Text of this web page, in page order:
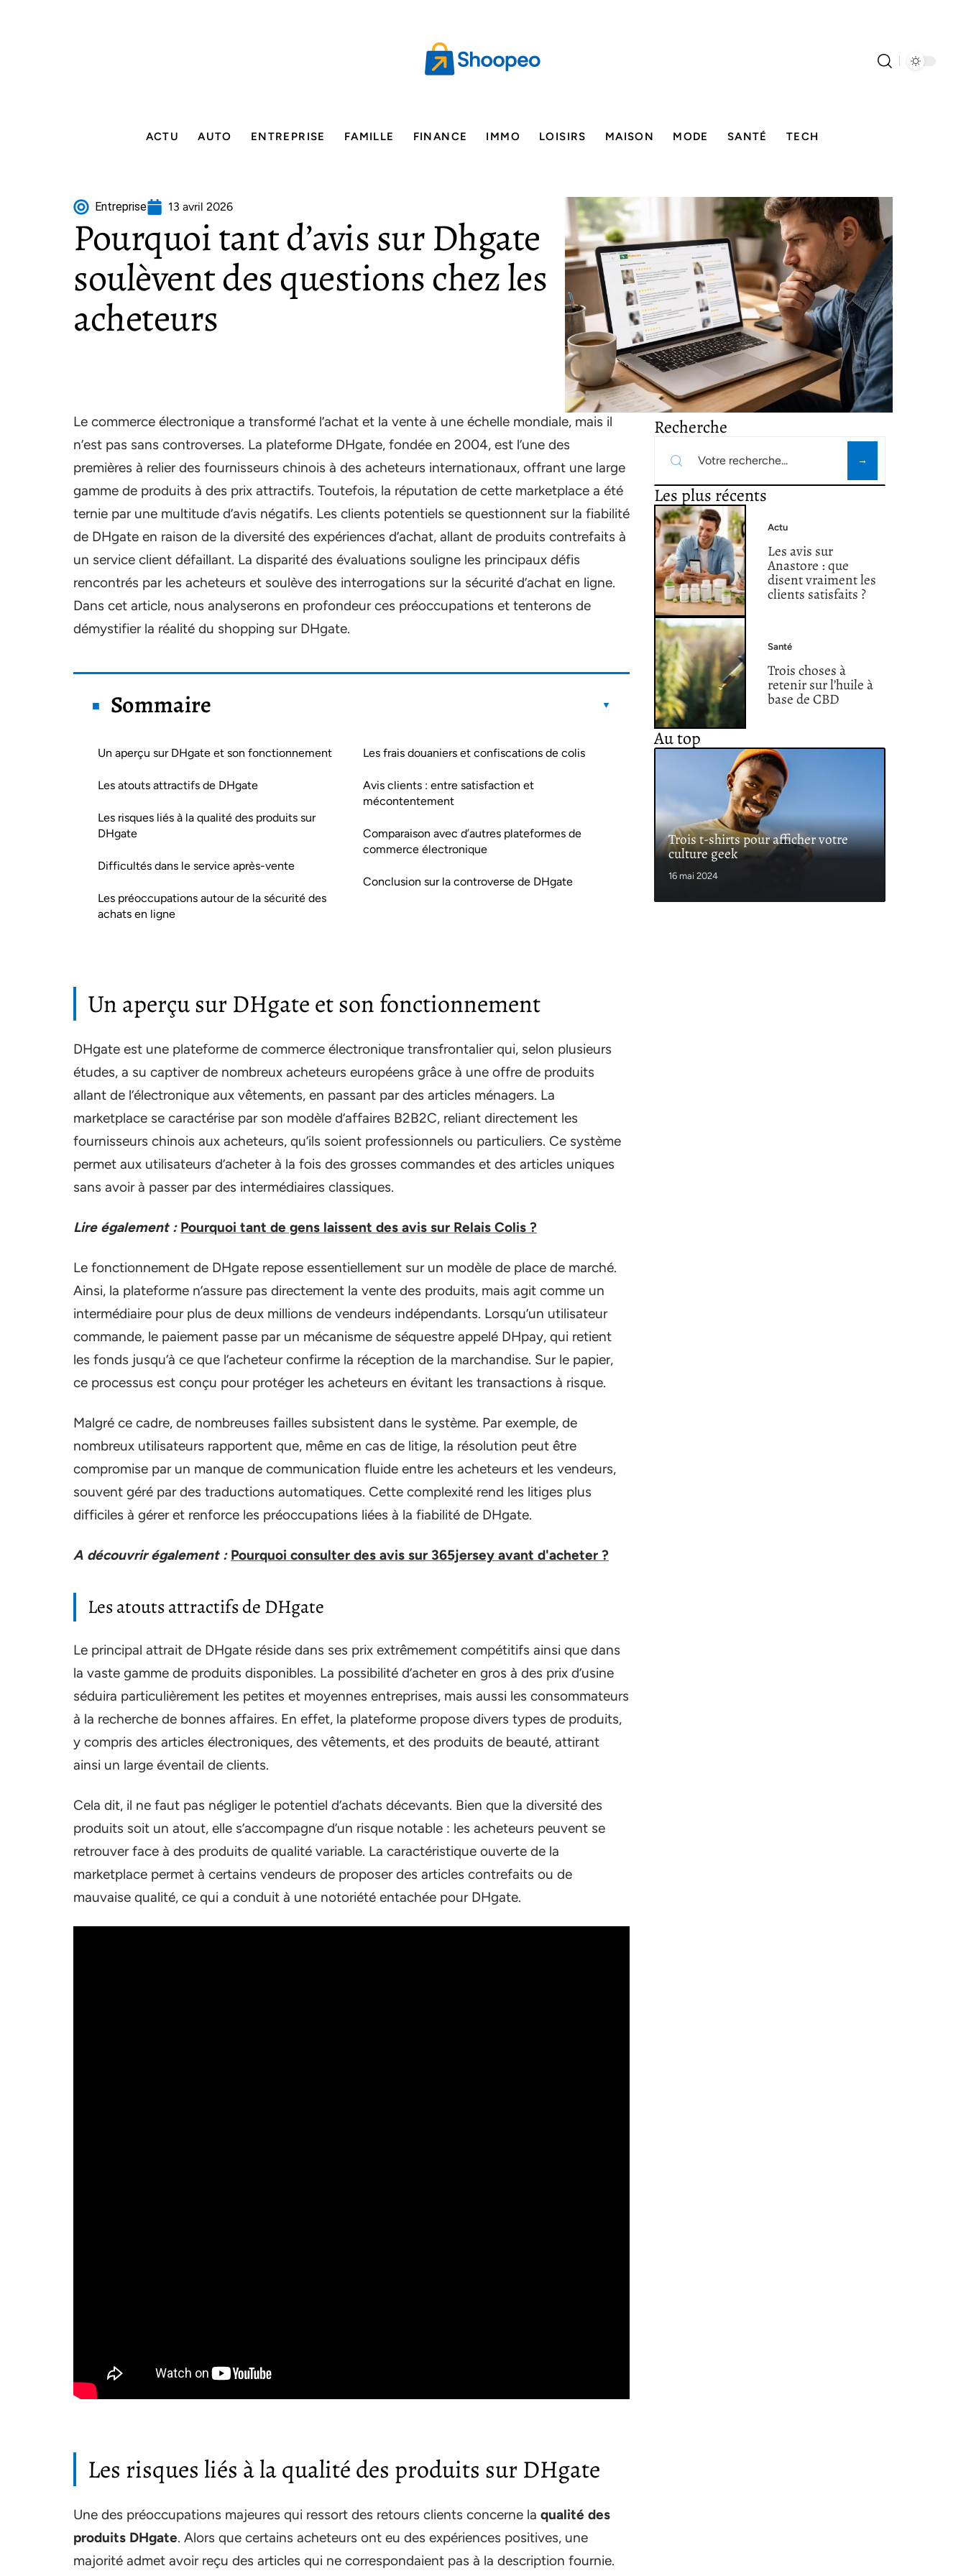
ACTU AUTO ENTREPRISE FAMILLE FINANCE IMMO LOISIRS MAISON MODE SANTÉ TECH
Entreprise 13 avril 2026
Pourquoi tant d’avis sur Dhgate
soulèvent des questions chez les
acheteurs
Le commerce électronique a transformé l’achat et la vente à une échelle mondiale, mais il
n’est pas sans controverses. La plateforme DHgate, fondée en 2004, est l’une des
premières à relier des fournisseurs chinois à des acheteurs internationaux, offrant une large
gamme de produits à des prix attractifs. Toutefois, la réputation de cette marketplace a été
ternie par une multitude d’avis négatifs. Les clients potentiels se questionnent sur la fiabilité
de DHgate en raison de la diversité des expériences d’achat, allant de produits contrefaits à
un service client défaillant. La disparité des évaluations souligne les principaux défis
rencontrés par les acheteurs et soulève des interrogations sur la sécurité d’achat en ligne.
Dans cet article, nous analyserons en profondeur ces préoccupations et tenterons de
démystifier la réalité du shopping sur DHgate.
Sommaire
Un aperçu sur DHgate et son fonctionnement
Les atouts attractifs de DHgate
Les risques liés à la qualité des produits sur
DHgate
Difficultés dans le service après-vente
Les préoccupations autour de la sécurité des
achats en ligne
Les frais douaniers et confiscations de colis
Avis clients : entre satisfaction et
mécontentement
Comparaison avec d’autres plateformes de
commerce électronique
Conclusion sur la controverse de DHgate
Un aperçu sur DHgate et son fonctionnement
DHgate est une plateforme de commerce électronique transfrontalier qui, selon plusieurs
études, a su captiver de nombreux acheteurs européens grâce à une offre de produits
allant de l’électronique aux vêtements, en passant par des articles ménagers. La
marketplace se caractérise par son modèle d’affaires B2B2C, reliant directement les
fournisseurs chinois aux acheteurs, qu’ils soient professionnels ou particuliers. Ce système
permet aux utilisateurs d’acheter à la fois des grosses commandes et des articles uniques
sans avoir à passer par des intermédiaires classiques.
Lire également : Pourquoi tant de gens laissent des avis sur Relais Colis ?
Le fonctionnement de DHgate repose essentiellement sur un modèle de place de marché.
Ainsi, la plateforme n’assure pas directement la vente des produits, mais agit comme un
intermédiaire pour plus de deux millions de vendeurs indépendants. Lorsqu’un utilisateur
commande, le paiement passe par un mécanisme de séquestre appelé DHpay, qui retient
les fonds jusqu’à ce que l’acheteur confirme la réception de la marchandise. Sur le papier,
ce processus est conçu pour protéger les acheteurs en évitant les transactions à risque.
Malgré ce cadre, de nombreuses failles subsistent dans le système. Par exemple, de
nombreux utilisateurs rapportent que, même en cas de litige, la résolution peut être
compromise par un manque de communication fluide entre les acheteurs et les vendeurs,
souvent géré par des traductions automatiques. Cette complexité rend les litiges plus
difficiles à gérer et renforce les préoccupations liées à la fiabilité de DHgate.
A découvrir également : Pourquoi consulter des avis sur 365jersey avant d'acheter ?
Les atouts attractifs de DHgate
Le principal attrait de DHgate réside dans ses prix extrêmement compétitifs ainsi que dans
la vaste gamme de produits disponibles. La possibilité d’acheter en gros à des prix d’usine
séduira particulièrement les petites et moyennes entreprises, mais aussi les consommateurs
à la recherche de bonnes affaires. En effet, la plateforme propose divers types de produits,
y compris des articles électroniques, des vêtements, et des produits de beauté, attirant
ainsi un large éventail de clients.
Cela dit, il ne faut pas négliger le potentiel d’achats décevants. Bien que la diversité des
produits soit un atout, elle s’accompagne d’un risque notable : les acheteurs peuvent se
retrouver face à des produits de qualité variable. La caractéristique ouverte de la
marketplace permet à certains vendeurs de proposer des articles contrefaits ou de
mauvaise qualité, ce qui a conduit à une notoriété entachée pour DHgate.
Les risques liés à la qualité des produits sur DHgate
Une des préoccupations majeures qui ressort des retours clients concerne la qualité des
produits DHgate. Alors que certains acheteurs ont eu des expériences positives, une
majorité admet avoir reçu des articles qui ne correspondaient pas à la description fournie.
Recherche
Les plus récents
Actu
Les avis sur
Anastore : que
disent vraiment les
clients satisfaits ?
Santé
Trois choses à
retenir sur l’huile à
base de CBD
Au top
Trois t-shirts pour afficher votre
culture geek
16 mai 2024